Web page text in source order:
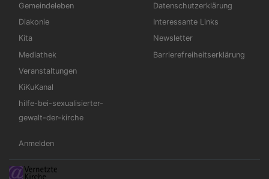
Gemeindeleben
Diakonie
Kita
Mediathek
Veranstaltungen
KiKuKanal
hilfe-bei-sexualisierter-
gewalt-der-kirche
Datenschutzerklärung
Interessante Links
Newsletter
Barrierefreiheitserklärung
Benutzermenü
Anmelden